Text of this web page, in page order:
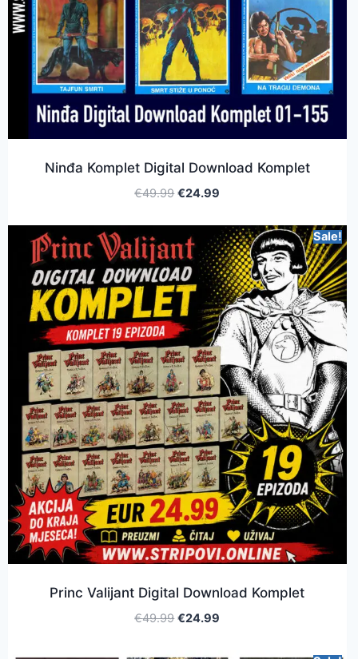
Ninđa Komplet Digital Download Komplet
€49.99 €24.99
Sale!
Princ Valijant Digital Download Komplet
€49.99 €24.99